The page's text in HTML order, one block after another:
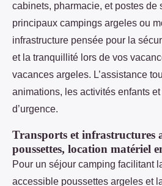
cabinets, pharmacie, et postes de
principaux campings argeles ou
infrastructure pensée pour la
et la tranquillité lors de vos
vacances argeles. L’assistance
animations, les activités enfants
d’urgence.
Transports et infrastructures
poussettes, location matériel
Pour un séjour camping facilitant
accessible poussettes argeles et